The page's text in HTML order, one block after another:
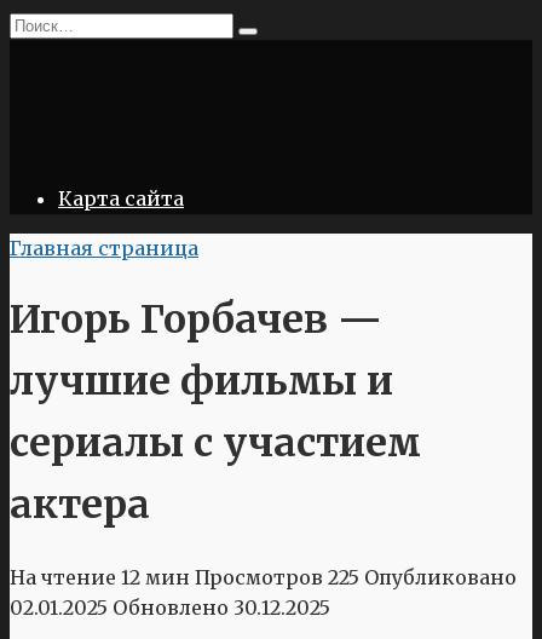
Перейти
Search
Карта сайта
Главная страница
Игорь Горбачев —
лучшие фильмы и
сериалы с участием
актера
На чтение 12 мин Просмотров 225 Опубликовано
02.01.2025 Обновлено 30.12.2025